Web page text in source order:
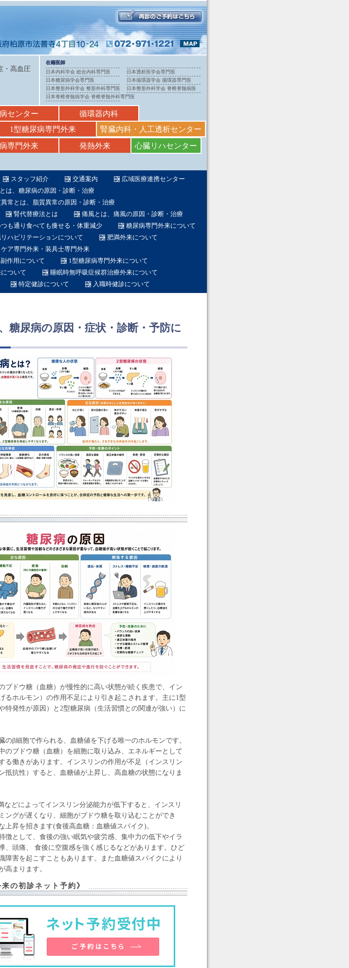
・高血圧
在籍医師
日本内科学会 総合内科専門医
日本糖尿病学会専門医
日本整形外科学会 整形外科専門医
日本脊椎脊髄病学会 脊椎脊髄外科専門医
日本透析医学会専門医
日本循環器学会 循環器専門医
日本整形外科学会 脊椎脊髄病医
センター
循環器内科
1型糖尿病専門外来
腎臓内科・人工透析センター
専門外来 発熱外来
心臓リハセンター
スタッフ紹介 交通案内
広域医療連携センター
は、糖尿病の原因・診断・治療
異常とは、脂質異常の原因・診断・治療
腎代替療法とは
痛風とは、痛風の原因・診断・治療
つも通り食べても痩せる・体重減少
糖尿病専門外来について
ハビリテーションについて
肥満外来について
ア専門外来・装具士専門外来
作用について
1型糖尿病専門外来について
ついて
睡眠時無呼吸症候群治療外来について
特定健診について 入職時健診について
ー
替
来
応
圧
脂
糖尿病の原因・症状・診断・予防に
ブドウ糖（血糖）が慢性的に高い状態が続く疾患で、イン
るホルモン）の作用不足により引き起こされます。主に1型
特発性が原因）と2型糖尿病（生活習慣との関連が強い）に
のβ細胞で作られる、血糖値を下げる唯一のホルモンです。
のブドウ糖（血糖）を細胞に取り込み、エネルギーとして
る働きがあります。インスリンの作用が不足（インスリン
抵抗性）すると、血糖値が上昇し、高血糖の状態になりま
などによってインスリン分泌能力が低下すると、インスリ
ングが遅くなり、細胞がブドウ糖を取り込むことができ
上昇を招きます(食後高血糖：血糖値スパイク)。
徴として、食後の強い眠気や疲労感、集中力の低下やイラ
、頭痛、 食後に空腹感を強く感じるなどがあります。ひど
障害を起こすこともあります。また血糖値スパイクにより
高まります。
来の初診ネット予約》